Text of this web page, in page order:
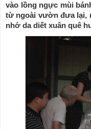
vào lồng ngực mùi
từ ngoài vườn đưa lại,
nhớ da diết xuân quê